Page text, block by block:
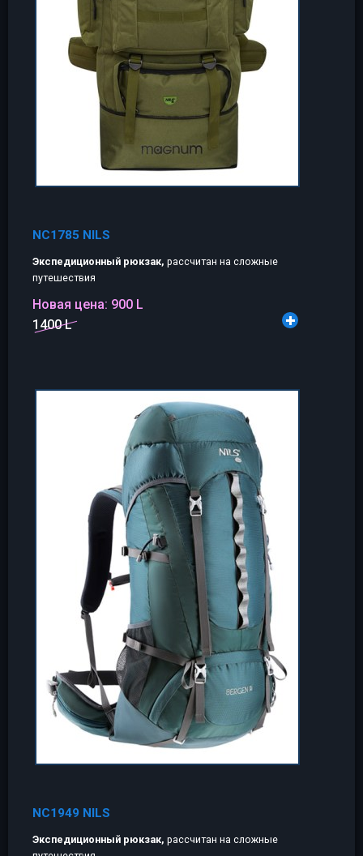
NC1785 NILS
Экспедиционный рюкзак, рассчитан на сложные
путешествия
Новая цена: 900 L
1400 L
NC1949 NILS
Экспедиционный рюкзак, рассчитан на сложные